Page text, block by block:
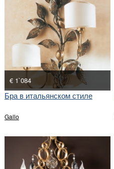
€ 1`084
Бра в итальянском стиле
Gallo